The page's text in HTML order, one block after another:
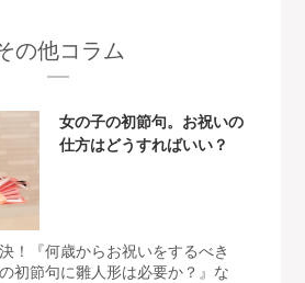
の他コラム
女の子の初節句。お祝いの
仕方はどうすればいい？
！『何歳からお祝いをするべき
初節句に雛人形は必要か？』な